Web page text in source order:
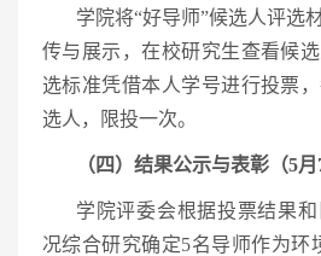
学院将“好导师”候选人评选
传与展示，在校研究生查看候
选标准凭借本人学号进行投票
选人，限投一次。
（四）结果公示与表彰（5
学院评委会根据投票结果
况综合研究确定5名导师作为环